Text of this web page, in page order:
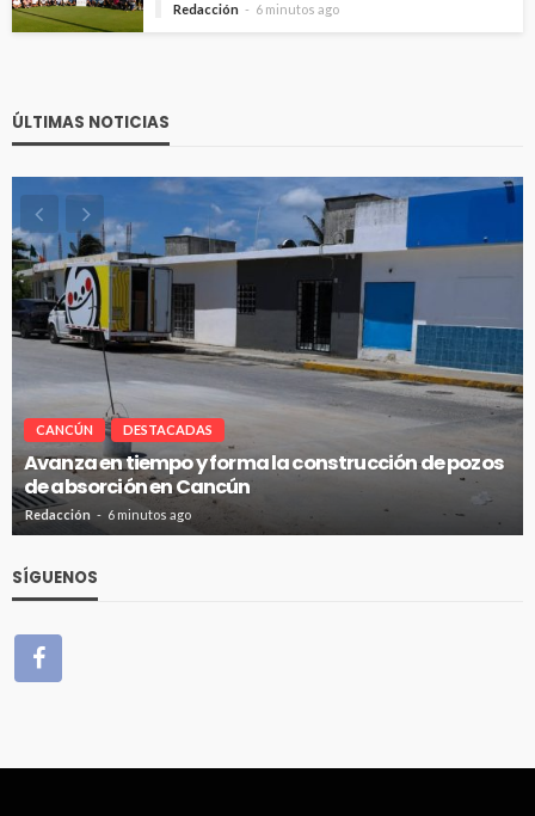
Redacción 6 minutos ago
ÚLTIMAS NOTICIAS
CANCÚN DESTACADAS
Avanza en tiempo y forma la construcción de pozos
de absorción en Cancún
Redacción 6 minutos ago
SÍGUENOS